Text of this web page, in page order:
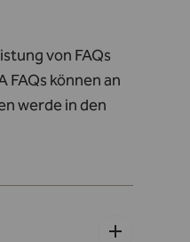
von FAQs
können an
werde in den